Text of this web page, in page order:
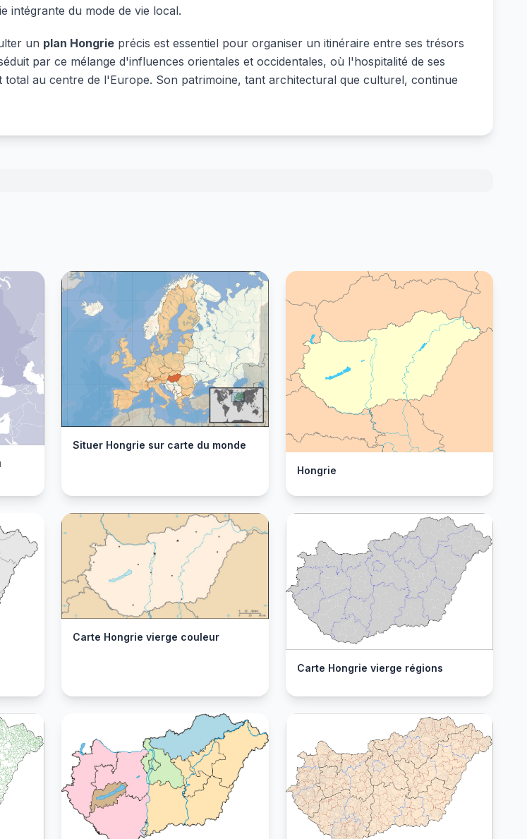
intégrante du mode de vie local.
un plan Hongrie précis est essentiel pour organiser un itinéraire entre ses trésors
par ce mélange d'influences orientales et occidentales, où l'hospitalité de ses
au centre de l'Europe. Son patrimoine, tant architectural que culturel, continue
Situer Hongrie sur carte du monde
Hongrie
Carte Hongrie vierge couleur
Carte Hongrie vierge régions